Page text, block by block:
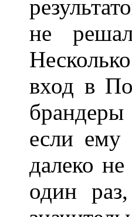
не
вход в
если ему
далеко
один